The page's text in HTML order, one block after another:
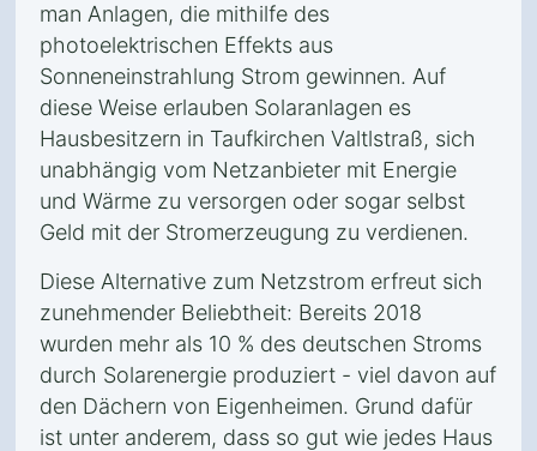
man Anlagen, die mithilfe des
photoelektrischen Effekts aus
Sonneneinstrahlung Strom gewinnen. Auf
diese Weise erlauben Solaranlagen es
Hausbesitzern in Taufkirchen Valtlstraß, sich
unabhängig vom Netzanbieter mit Energie
und Wärme zu versorgen oder sogar selbst
Geld mit der Stromerzeugung zu verdienen.
Diese Alternative zum Netzstrom erfreut sich
zunehmender Beliebtheit: Bereits 2018
wurden mehr als 10 % des deutschen Stroms
durch Solarenergie produziert - viel davon auf
den Dächern von Eigenheimen. Grund dafür
ist unter anderem, dass so gut wie jedes Haus